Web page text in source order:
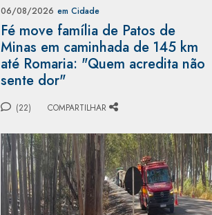
06/08/2026 em Cidade
Fé move família de Patos de
Minas em caminhada de 145 km
até Romaria: "Quem acredita não
sente dor"
(22) COMPARTILHAR